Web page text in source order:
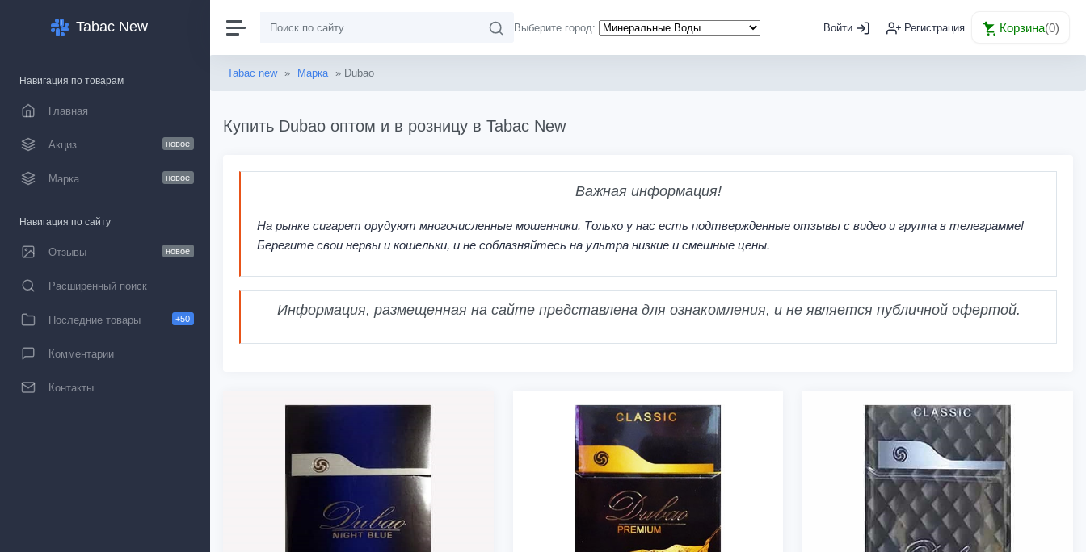
Tabac New
Навигация по товарам
Главная
Акциз новое
Марка новое
Навигация по сайту
Отзывы новое
Расширенный поиск
Последние товары +50
Комментарии
Контакты
Выберите город: Войти Регистрация Корзина(0)
Tabac new » Марка » Dubao
Купить Dubao оптом и в розницу в Tabac New
Важная информация!
На рынке сигарет орудуют многочисленные мошенники. Только у нас есть подтвержденные отзывы с видео и группа в телеграмме!
Берегите свои нервы и кошельки, и не соблазняйтесь на ультра низкие и смешные цены.
Информация, размещенная на сайте представлена для ознакомления, и не является публичной офертой.